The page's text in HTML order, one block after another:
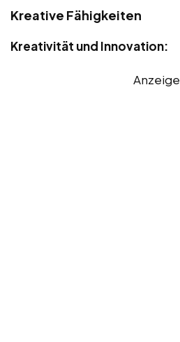
Kreative Fähigkeiten
Kreativität und Innovation:
Anzeige